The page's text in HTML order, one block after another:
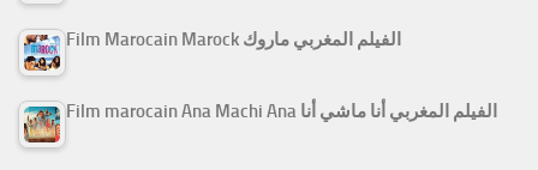
Film Marocain Marock الفيلم المغربي ماروك
Film marocain Ana Machi Ana الفيلم المغربي أنا ماشي أنا